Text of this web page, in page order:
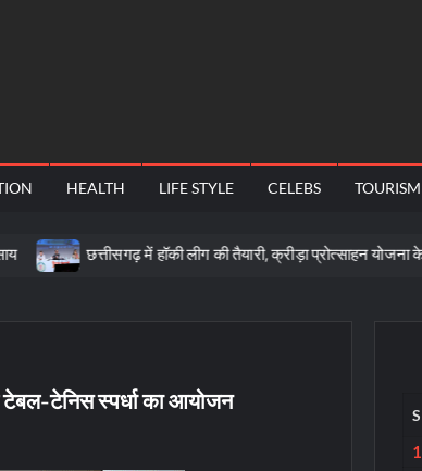
HEALTH LIFE STYLE CELEBS TOURISM
में हॉकी लीग की तैयारी, क्रीड़ा प्रोत्साहन योजना के लिए 57 करोड़
टेबल-टेनिस स्पर्धा का आयोजन S
1